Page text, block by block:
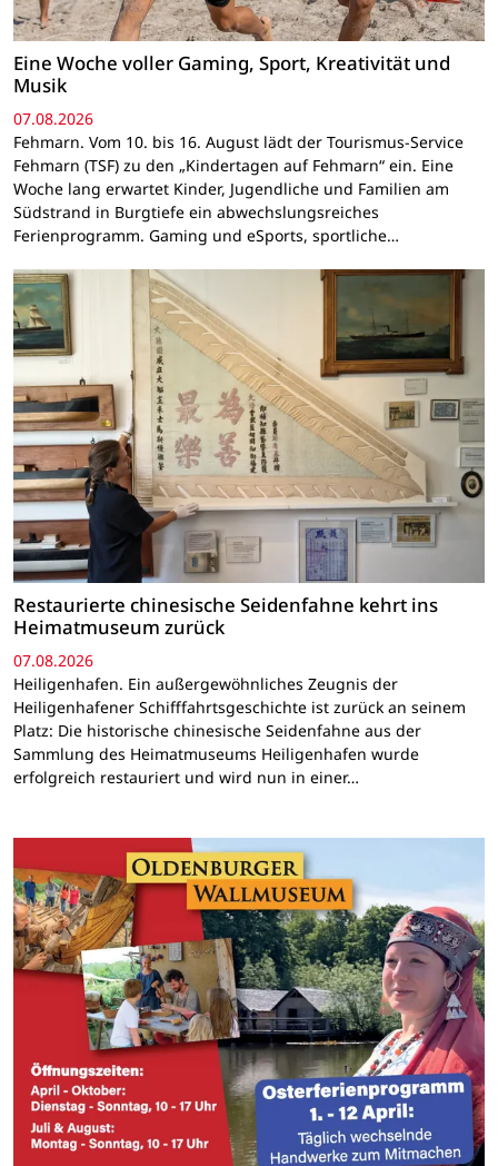
Eine Woche voller Gaming, Sport, Kreativität und
Musik
07.08.2026
Fehmarn. Vom 10. bis 16. August lädt der Tourismus-Service
Fehmarn (TSF) zu den „Kindertagen auf Fehmarn“ ein. Eine
Woche lang erwartet Kinder, Jugendliche und Familien am
Südstrand in Burgtiefe ein abwechslungsreiches
Ferienprogramm. Gaming und eSports, sportliche…
Restaurierte chinesische Seidenfahne kehrt ins
Heimatmuseum zurück
07.08.2026
Heiligenhafen. Ein außergewöhnliches Zeugnis der
Heiligenhafener Schifffahrtsgeschichte ist zurück an seinem
Platz: Die historische chinesische Seidenfahne aus der
Sammlung des Heimatmuseums Heiligenhafen wurde
erfolgreich restauriert und wird nun in einer…